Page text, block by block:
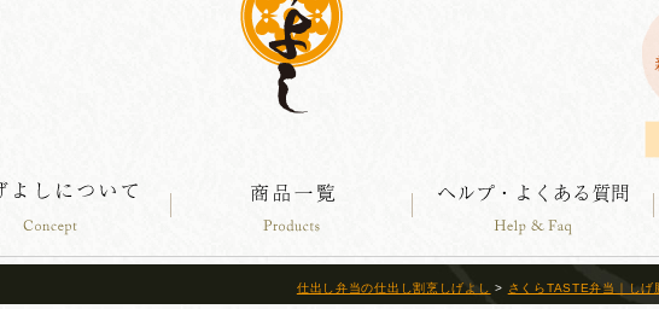
仕出し弁当の仕出し割烹しげよし > さくらTASTE弁当｜しげ